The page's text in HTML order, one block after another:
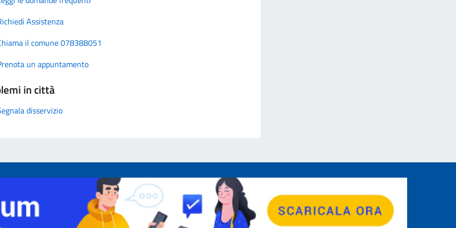
Assistenza
il comune 078388051
un appuntamento
in città
disservizio